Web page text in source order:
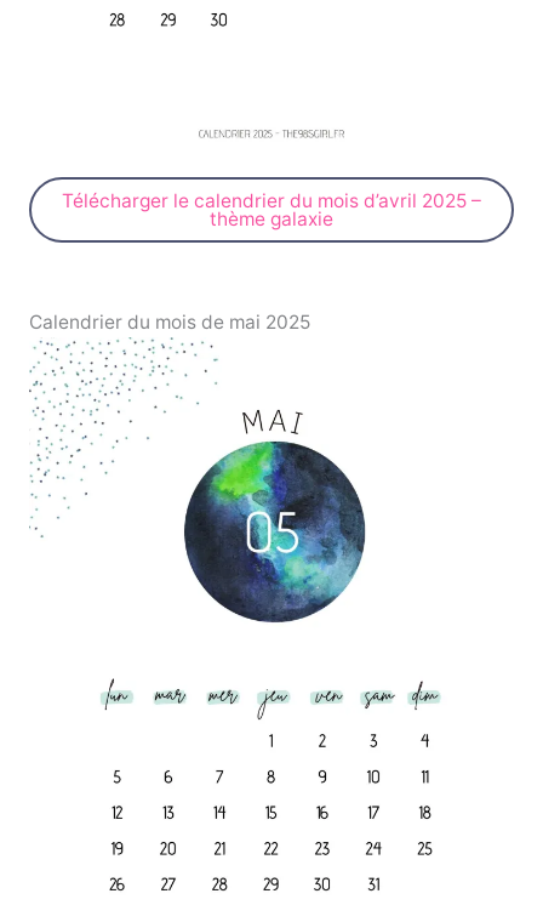
Télécharger le calendrier du mois d’avril 2025 –
thème galaxie
Calendrier du mois de mai 2025